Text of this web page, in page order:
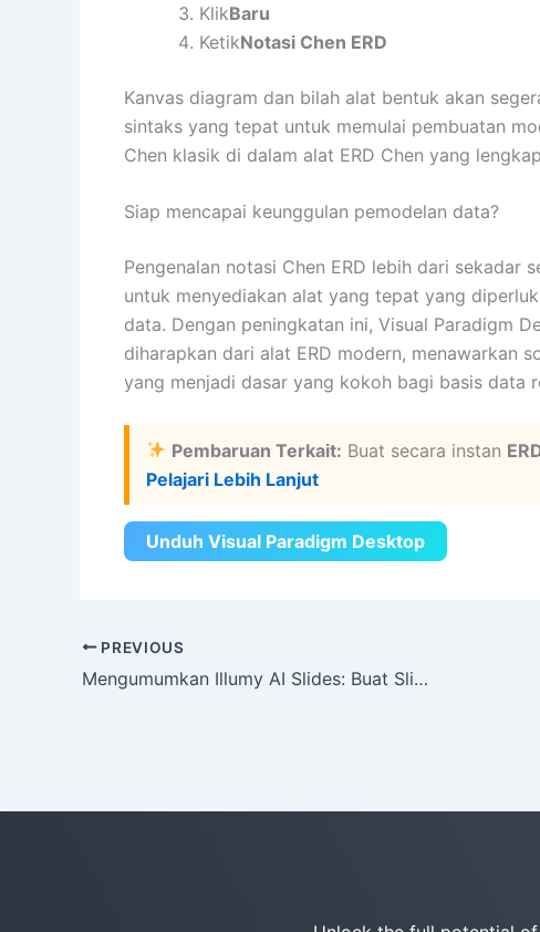
KlikBaru
KetikNotasi Chen ERD
Kanvas diagram dan bilah alat bentuk akan
sintaks yang tepat untuk memulai pembuatan
Chen klasik di dalam alat ERD Chen yang
Siap mencapai keunggulan pemodelan data?
Pengenalan notasi Chen ERD lebih dari sekadar
untuk menyediakan alat yang tepat yang
data. Dengan peningkatan ini, Visual Paradigm
diharapkan dari alat ERD modern, menawarkan
yang menjadi dasar yang kokoh bagi basis data
Pembaruan Terkait: Buat secara instan
Pelajari Lebih Lanjut
Unduh Visual Paradigm Desktop
PREVIOUS
Mengumumkan Illumy AI Slides: Buat Slideshow AI yang Menakjubkan dalam Hitungan Detik